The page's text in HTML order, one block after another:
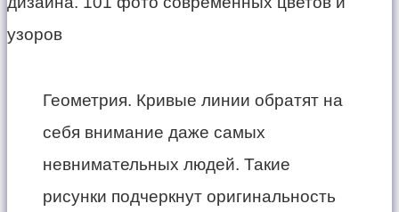
Геометрия. Кривые линии обратят на
себя внимание даже самых
невнимательных людей. Такие
рисунки подчеркнут оригинальность